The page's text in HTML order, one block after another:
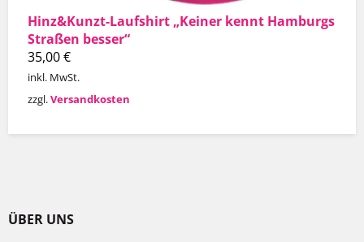
Hinz&Kunzt-Laufshirt „Keiner kennt Hamburgs
Straßen besser“
35,00€
inkl. MwSt.
zzgl.Versandkosten
ÜBER UNS